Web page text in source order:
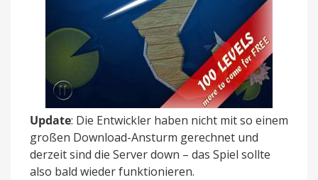
Update: Die Entwickler haben nicht mit so einem
großen Download-Ansturm gerechnet und
derzeit sind die Server down – das Spiel sollte
also bald wieder funktionieren.